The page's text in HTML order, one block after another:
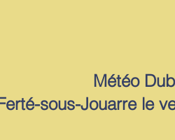
Météo
sous-Jouarre le